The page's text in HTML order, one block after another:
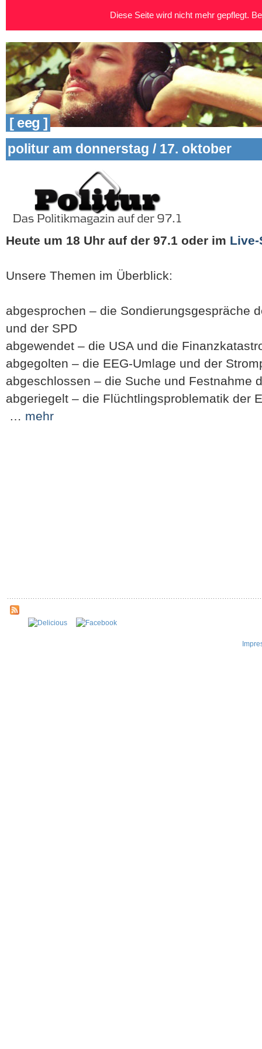
[ eeg ]
politur am donnerstag / 17. oktober
Heute um 18 Uhr auf der 97.1 oder im Live-
Unsere Themen im Überblick:
abgesprochen – die Sondierungsgespräche
und der SPD
abgewendet – die USA und die
abgegolten – die EEG-Umlage und der
abgeschlossen – die Suche und Festnahme
abgeriegelt – die Flüchtlingsproblematik der
… mehr
Diese Seite wird nicht mehr gepflegt.